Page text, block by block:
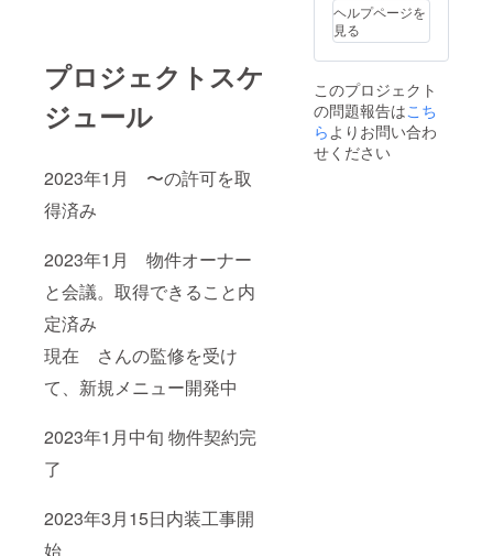
プロジェクトスケ
ジュール
2023年1月 〜の許可を取
得済み
2023年1月 物件オーナー
と会議。取得できること内
定済み
現在 さんの監修を受け
て、新規メニュー開発中
2023年1月中旬 物件契約完
了
2023年3月15日内装工事開
始
ヘルプページを
見る
このプロジェクト
の問題報告はこち
ら よりお問い合わ
せください